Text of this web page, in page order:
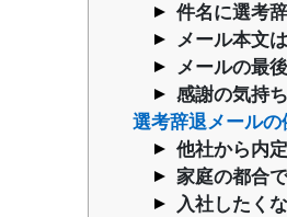
件名に選考
メール本文
メールの最
感謝の気持
選考辞退メールの
他社から内
家庭の都合
入社したく